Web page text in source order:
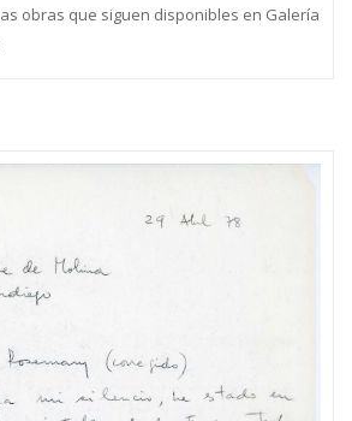
obras que siguen disponibles en Galería